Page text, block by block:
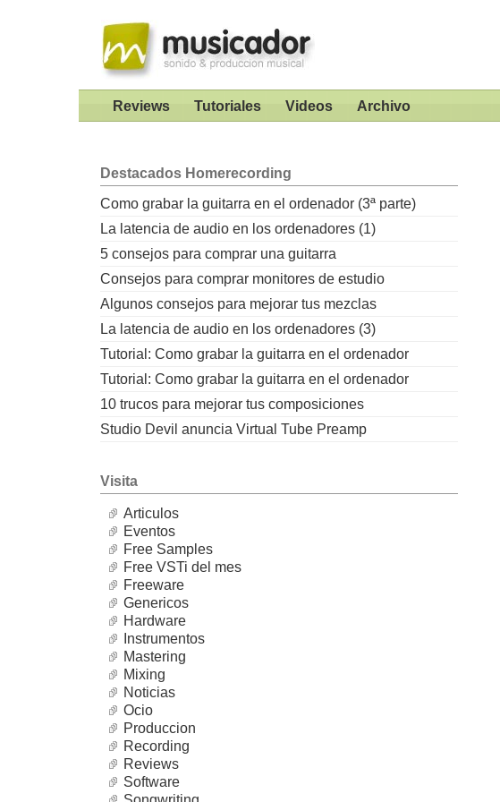
Reviews Tutoriales Videos Archivo
Destacados Homerecording
Como grabar la guitarra en el ordenador (3ª parte)
La latencia de audio en los ordenadores (1)
5 consejos para comprar una guitarra
Consejos para comprar monitores de estudio
Algunos consejos para mejorar tus mezclas
La latencia de audio en los ordenadores (3)
Tutorial: Como grabar la guitarra en el ordenador
Tutorial: Como grabar la guitarra en el ordenador
10 trucos para mejorar tus composiciones
Studio Devil anuncia Virtual Tube Preamp
Visita
Articulos
Eventos
Free Samples
Free VSTi del mes
Freeware
Genericos
Hardware
Instrumentos
Mastering
Mixing
Noticias
Ocio
Produccion
Recording
Reviews
Software